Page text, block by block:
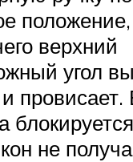
верхний
угол
провисает.
не